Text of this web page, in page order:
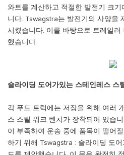
와트를 계산하고 적절한 발전기 크
니다. Tswagstra는 발전기의 사양을
시켰습니다. 이를 바탕으로 트레일러
했습니다.
슬라이딩 도어가있는 스테인레스 스
각 푸드 트럭에는 저장을 위해 여러
스 스틸 워크 벤치가 장착되어 있습
이 부족하여 운송 중에 품목이 떨어
하기 위해 Tswagstra : 슬라이딩 도